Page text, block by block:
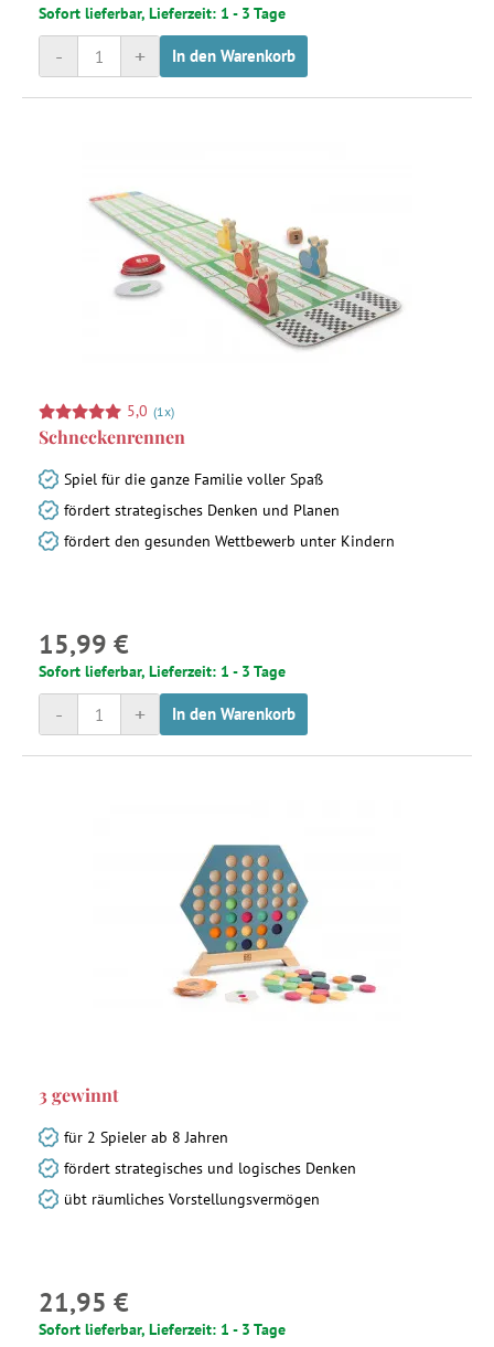
Sofort lieferbar, Lieferzeit: 1 - 3 Tage
+
- In den Warenkorb
5,0 (1x)
Schneckenrennen
Spiel für die ganze Familie voller Spaß
fördert strategisches Denken und Planen
fördert den gesunden Wettbewerb unter Kindern
15,99 €
Sofort lieferbar, Lieferzeit: 1 - 3 Tage
+
- In den Warenkorb
3 gewinnt
für 2 Spieler ab 8 Jahren
fördert strategisches und logisches Denken
übt räumliches Vorstellungsvermögen
21,95 €
Sofort lieferbar, Lieferzeit: 1 - 3 Tage